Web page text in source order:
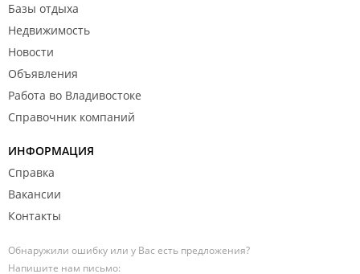
Планировки
Дизайн-проект
Базы отдыха
Недвижимость
Новости
Объявления
Работа во Владивостоке
Справочник компаний
ИНФОРМАЦИЯ
Справка
Вакансии
Контакты
Обнаружили ошибку или у Вас есть предложения?
Напишите нам письмо: